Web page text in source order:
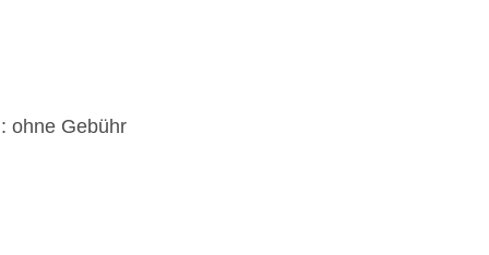
ohne Gebühr